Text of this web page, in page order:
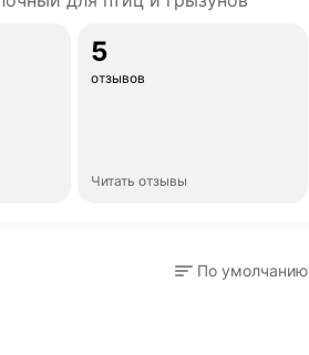
5
отзывов
Читать отзывы
По умолчанию